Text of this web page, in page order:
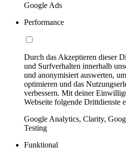
Google Ads
Performance
Durch das Akzeptieren dieser
und Surfverhalten innerhalb
und anonymisiert auswerten,
optimieren und das
verbessern. Mit deiner
Webseite folgende Drittdienste
Google Analytics, Clarity,
Testing
Funktional